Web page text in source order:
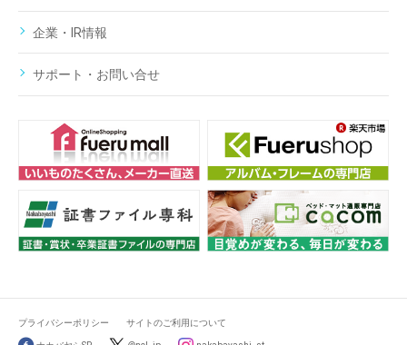
企業・IR情報
サポート・お問い合せ
プライバシーポリシー サイトのご利用について